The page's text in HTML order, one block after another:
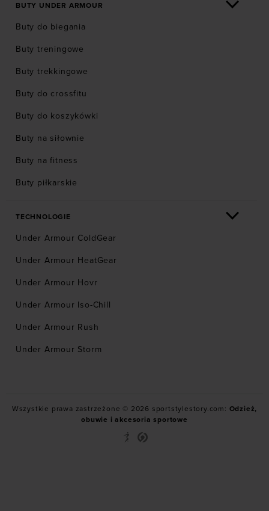
BUTY UNDER ARMOUR
Buty do biegania
Buty treningowe
Buty trekkingowe
Buty do crossfitu
Buty do koszykówki
Buty na siłownie
Buty na fitness
Buty piłkarskie
TECHNOLOGIE
Under Armour ColdGear
Under Armour HeatGear
Under Armour Hovr
Under Armour Iso-Chill
Under Armour Rush
Under Armour Storm
Wszystkie prawa zastrzeżone © 2026 sportstylestory.com: Odzież,
obuwie i akcesoria sportowe